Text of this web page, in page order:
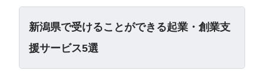
新潟県で受けることができる起業・創業支
援サービス5選